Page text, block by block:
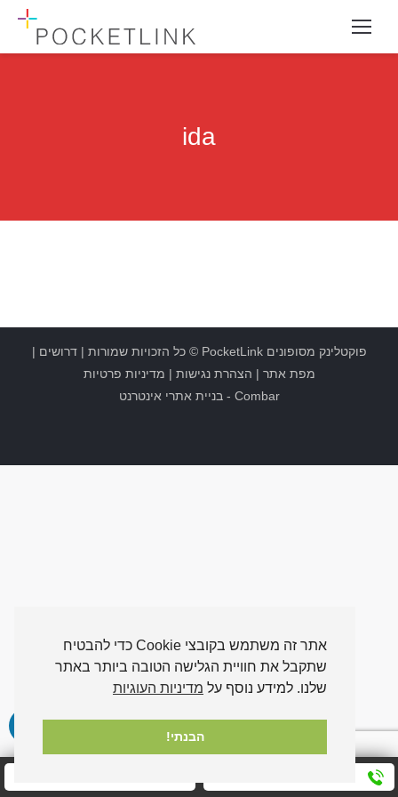
ida
פוקטלינק מסופוניםPocketLink © כל הזכויות שמורות |דרושים |
מפת אתר | הצהרת נגישות | מדיניות פרטיות
Combar
- בניית אתרי אינטרנט
אתר זה משתמש בקובצי Cookie כדי להבטיח
שתקבל את חוויית הגלישה הטובה ביותר באתר
שלנו. למידע נוסף על מדיניות העוגיות
הבנתי!